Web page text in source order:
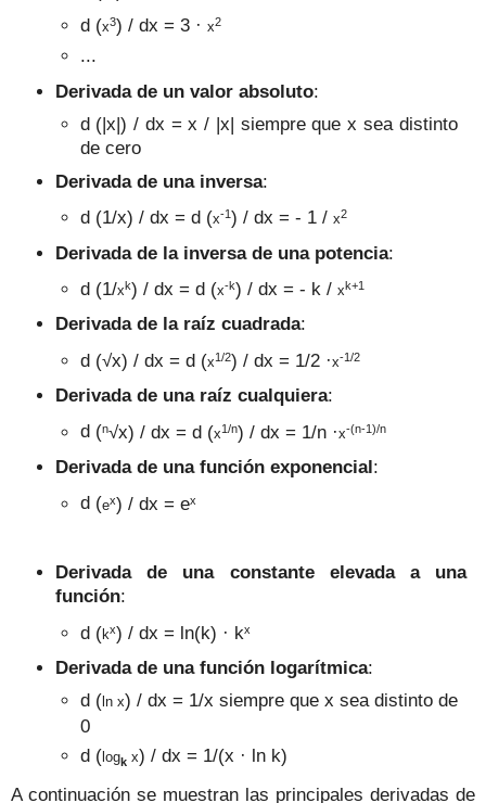
d (x3) / dx = 3 · x2
...
Derivada de un valor absoluto:
d (|x|) / dx = x / |x| siempre que x sea distinto
de cero
Derivada de una inversa:
d (1/x) / dx = d (x-1) / dx = - 1 / x2
Derivada de la inversa de una potencia:
d (1/xk) / dx = d (x-k) / dx = - k / xk+1
Derivada de la raíz cuadrada:
d (√x) / dx = d (x1/2) / dx = 1/2 ·x-1/2
Derivada de una raíz cualquiera:
d (n√x) / dx = d (x1/n) / dx = 1/n ·x-(n-1)/n
Derivada de una función exponencial:
d (ex) / dx = ex
Derivada de una constante elevada a una
función:
d (kx) / dx = ln(k) · kx
Derivada de una función logarítmica:
d ( ln x) / dx = 1/x siempre que x sea distinto de
0
d (logkx) / dx = 1/(x · ln k)
A continuación se muestran las principales derivadas de